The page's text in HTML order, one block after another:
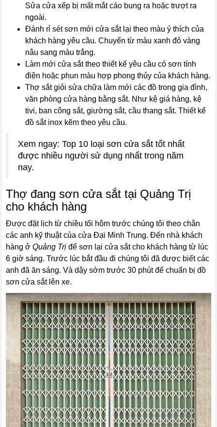
Sửa cửa xếp bị mất mắt cáo bung ra hoặc trượt ra
ngoài.
Đánh rỉ sét sơn mới cửa sắt lại theo màu ý thích của
khách hàng yêu cầu. Chuyển từ màu xanh đỏ vàng
nâu sang màu trắng.
Làm mới cửa sắt theo thiết kế yêu cầu có sơn tính
điện hoặc phun màu hợp phong thủy của khách hàng.
Thợ sắt giỏi sửa chữa làm mới các đồ trong gia đình,
văn phòng cửa hàng bằng sắt. Như kệ giá hàng, kệ
tivi, ban công sắt, giường sắt, cầu thang sắt. Thiết kế
đồ sắt inox kẽm theo yêu cầu.
Xem ngay: Top 10 loại sơn cửa sắt tốt nhất
được nhiều người sử dụng nhất trong năm
nay.
Thợ đang sơn cửa sắt tại Quảng Trị
cho khách hàng
Được đặt lịch từ chiều tối hôm trước chúng tôi theo chân
các anh kỹ thuật của cửa Đại Minh Trung. Đến nhà khách
hàng ởQuảng Trị để sơn lại cửa sắt cho khách hàng từ lúc
6 giờ sáng. Trước lúc bắt đầu đi chúng tôi đã được biết các
anh đã ăn sáng. Và dậy sớm trước 30 phút để chuẩn bị đồ
sơn cửa sắt lên xe.